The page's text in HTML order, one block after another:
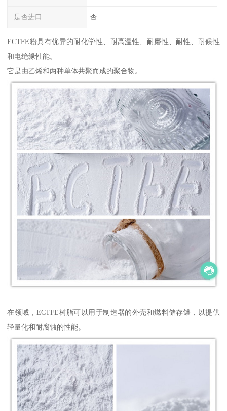
是否进口 否
ECTFE粉具有优异的耐化学性、耐高温性、耐磨性、耐性、耐候性
和电绝缘性能。
它是由乙烯和两种单体共聚而成的聚合物。
在领域，ECTFE树脂可以用于制造器的外壳和燃料储存罐，以提供
轻量化和耐腐蚀的性能。